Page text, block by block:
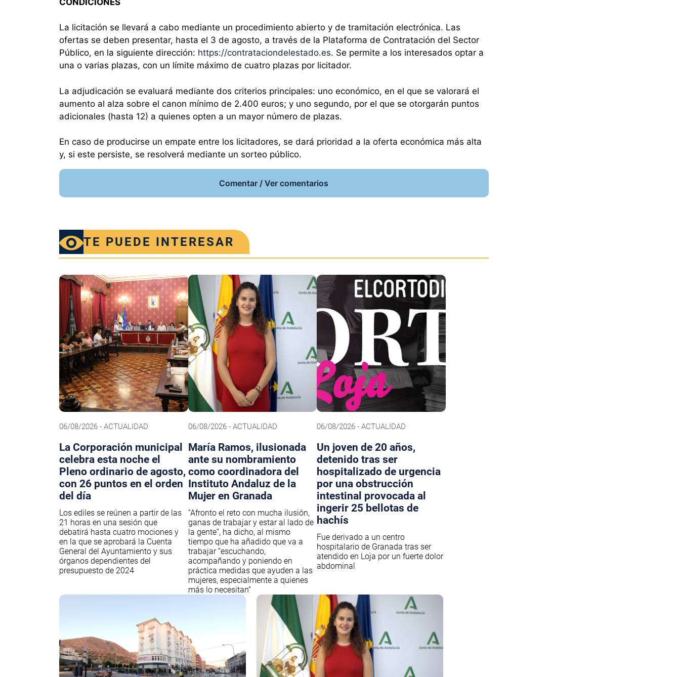
La licitación se llevará a cabo mediante un procedimiento abierto y de tramitación electrónica. Las
ofertas se deben presentar, hasta el 3 de agosto, a través de la Plataforma de Contratación del Sector
Público, en la siguiente dirección: https://contrataciondelestado.es. Se permite a los interesados optar a
una o varias plazas, con un límite máximo de cuatro plazas por licitador.
La adjudicación se evaluará mediante dos criterios principales: uno económico, en el que se valorará el
aumento al alza sobre el canon mínimo de 2.400 euros; y uno segundo, por el que se otorgarán puntos
adicionales (hasta 12) a quienes opten a un mayor número de plazas.
En caso de producirse un empate entre los licitadores, se dará prioridad a la oferta económica más alta
y, si este persiste, se resolverá mediante un sorteo público.
Comentar / Ver comentarios
TE PUEDE INTERESAR
06/08/2026 - ACTUALIDAD
La Corporación municipal
celebra esta noche el
Pleno ordinario de agosto,
con 26 puntos en el orden
del día
Los ediles se reúnen a partir de las
21 horas en una sesión que
debatirá hasta cuatro mociones y
en la que se aprobará la Cuenta
General del Ayuntamiento y sus
órganos dependientes del
presupuesto de 2024
06/08/2026 - ACTUALIDAD
María Ramos, ilusionada
ante su nombramiento
como coordinadora del
Instituto Andaluz de la
Mujer en Granada
“Afronto el reto con mucha ilusión,
ganas de trabajar y estar al lado de
la gente”, ha dicho, al mismo
tiempo que ha añadido que va a
trabajar “escuchando,
acompañando y poniendo en
práctica medidas que ayuden a las
mujeres, especialmente a quienes
más lo necesitan”
06/08/2026 - ACTUALIDAD
Un joven de 20 años,
detenido tras ser
hospitalizado de urgencia
por una obstrucción
intestinal provocada al
ingerir 25 bellotas de
hachís
Fue derivado a un centro
hospitalario de Granada tras ser
atendido en Loja por un fuerte dolor
abdominal